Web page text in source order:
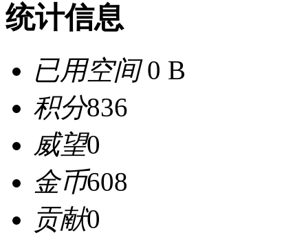
统计信息
已用空间0 B
积分836
威望0
金币608
贡献0